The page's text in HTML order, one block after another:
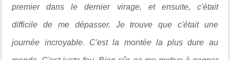
premier dans le dernier virage, et ensuite, c'était
difficile de me dépasser. Je trouve que c'était une
journée incroyable. C'est la montée la plus dure au